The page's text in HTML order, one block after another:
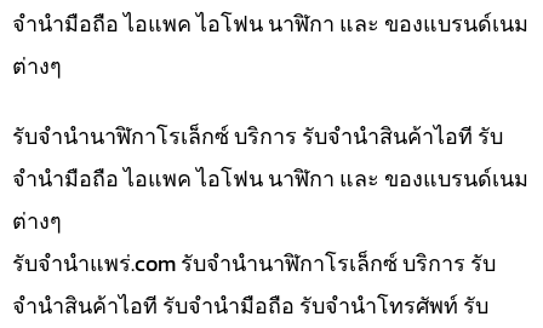
จำนำมือถือ ไอแพค ไอโฟน นาฬิกา และ ของแบรนด์เนม
ต่างๆ
รับจำนำนาฬิกาโรเล็กซ์ บริการ รับจำนำสินค้าไอที รับ
จำนำมือถือ ไอแพค ไอโฟน นาฬิกา และ ของแบรนด์เนม
ต่างๆ
รับจํานําแพร่.com รับจำนำนาฬิกาโรเล็กซ์ บริการ รับ
จำนำสินค้าไอที รับจำนำมือถือ รับจำนำโทรศัพท์ รับ